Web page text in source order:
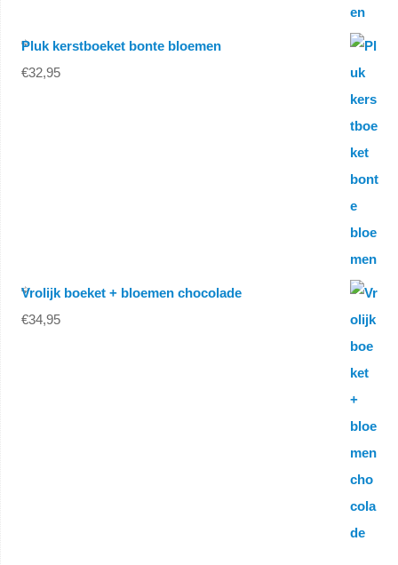
Pluk kerstboeket bonte bloemen
€32,95
Vrolijk boeket + bloemen chocolade
€34,95